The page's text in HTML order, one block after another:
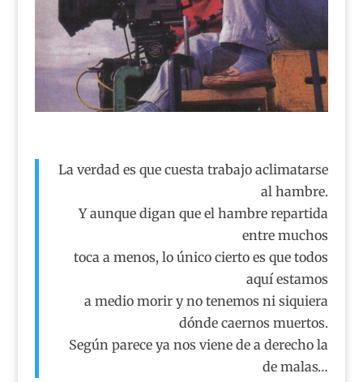
La verdad es que cuesta trabajo aclimatarse
al hambre.
Y aunque digan que el hambre repartida
entre muchos
toca a menos, lo único cierto es que todos
aquí estamos
a medio morir y no tenemos ni siquiera
dónde caernos muertos.
Según parece ya nos viene de a derecho la
de malas…